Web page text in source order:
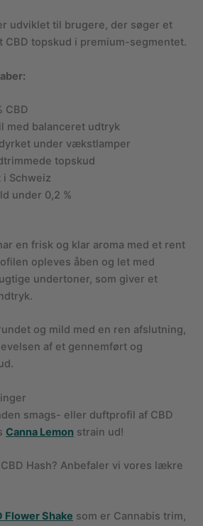
udviklet til brugere, der søger et
CBD topskud i premium-segmentet.
CBD
med balanceret udtryk
under vækstlamper
topskud
i Schweiz
under 0,2 %
en frisk og klar aroma med et rent
opleves åben og let med
undertoner, som giver et
og mild med en ren afslutning,
af et gennemført og
smags- eller duftprofil af CBD
Canna Lemon strain ud!
Hash? Anbefaler vi vores lækre
Flower Shake som er Cannabis trim,